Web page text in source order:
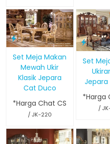
Set Meja Makan
Mewah Ukir
Klasik Jepara
Cat Duco
*Harga Chat CS
/ JK-220
Set
Jepara
*Harga
/